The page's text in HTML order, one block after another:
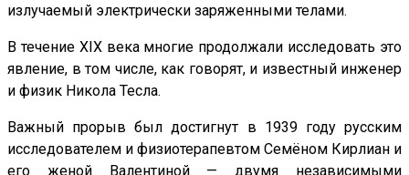
излучаемый электрически заряженными телами.
В течение XIX века многие продолжали исследовать это
явление, в том числе, как говорят, и известный инженер
и физик Никола Тесла.
Важный прорыв был достигнут в 1939 году русским
исследователем и физиотерапевтом Семёном Кирлиан и
его женой Валентиной — двумя независимыми